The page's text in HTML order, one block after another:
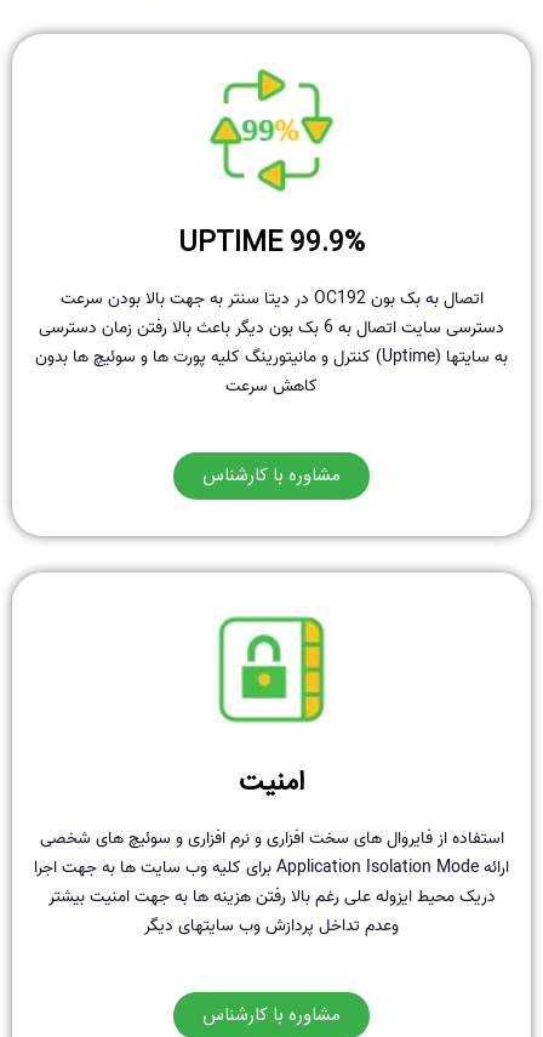
99.9% UPTIME
اتصال به بک بون OC192 در دیتا سنتر به جهت بالا بودن سرعت
دسترسی سایت اتصال به 6 بک بون دیگر باعث بالا رفتن زمان دسترسی
به سایتها (Uptime) کنترل و مانیتورینگ کلیه پورت ها و سوئیچ ها بدون
کاهش سرعت
مشاوره با کارشناس
امنیت
استفاده از فایروال های سخت افزاری و نرم افزاری و سوئیچ های شخصی
ارائه Application Isolation Mode برای کلیه وب سایت ها به جهت اجرا
دریک محیط ایزوله علی رغم بالا رفتن هزینه ها به جهت امنیت بیشتر
وعدم تداخل پردازش وب سایتهای دیگر
مشاوره با کارشناس